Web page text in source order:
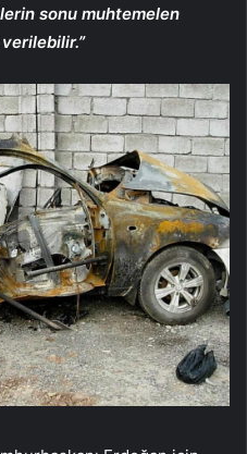
sonu muhtemelen